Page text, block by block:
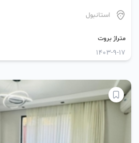
استانبول
متراژ بروت
1403-9-17